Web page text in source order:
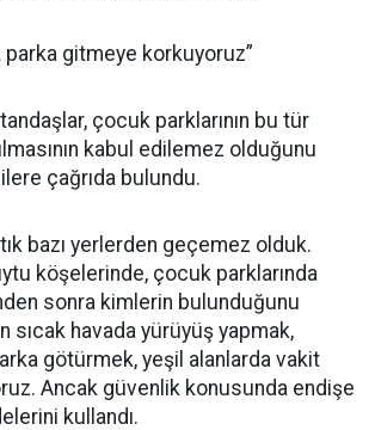
parka gitmeye korkuyoruz”
çocuk parklarının bu tür
kabul edilemez olduğunu
çağrıda bulundu.
bazı yerlerden geçemez olduk.
köşelerinde, çocuk parklarında
sonra kimlerin bulunduğunu
sıcak havada yürüyüş yapmak,
götürmek, yeşil alanlarda vakit
Ancak güvenlik konusunda endişe
kullandı.